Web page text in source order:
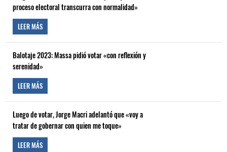
proceso electoral transcurra con normalidad»
LEER MÁS
Balotaje 2023: Massa pidió votar «con reflexión y
serenidad»
LEER MÁS
Luego de votar, Jorge Macri adelantó que «voy a
tratar de gobernar con quien me toque»
LEER MÁS